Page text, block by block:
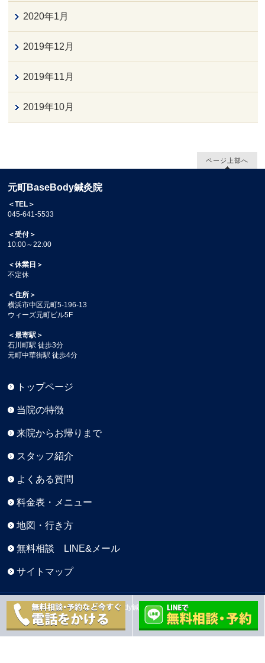
2020年1月
2019年12月
2019年11月
2019年10月
ページ上部へ
元町BaseBody鍼灸院
＜TEL＞
045-641-5533
＜受付＞
10:00～22:00
＜休業日＞
不定休
＜住所＞
横浜市中区元町5-196-13
ウィーズ元町ビル5F
＜最寄駅＞
石川町駅 徒歩3分
元町中華街駅 徒歩4分
トップページ
当院の特徴
来院からお帰りまで
スタッフ紹介
よくある質問
料金表・メニュー
地図・行き方
無料相談 LINE&メール
サイトマップ
Copyright © 元町BaseBody鍼灸院 All Rights Reserved.